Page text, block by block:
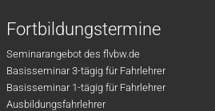
Fortbildungstermine
Seminarangebot des flvbw.de
Basisseminar 3-tägig für Fahrlehrer
Basisseminar 1-tägig für Fahrlehrer
Ausbildungsfahrlehrer